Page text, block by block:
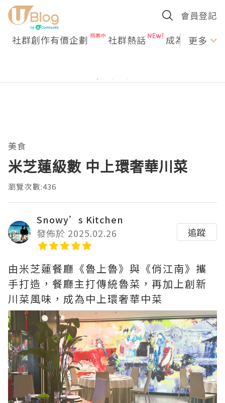
會員登記
社群創作有價企劃 社群熱話 成為U更多
美食
米芝蓮級數 中上環奢華川菜
瀏覽次數:436
Snowy’s Kitchen
發佈於 2025.02.26
追蹤
由米芝蓮餐廳《魯上魯》與《俏江南》攜
手打造，餐廳主打傳統魯菜，再加上創新
川菜風味，成為中上環奢華中菜